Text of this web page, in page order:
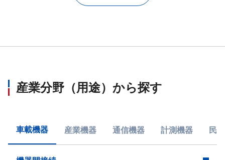
産業分野（用途）から探す
車載機器 産業機器 通信機器 計測機器 民